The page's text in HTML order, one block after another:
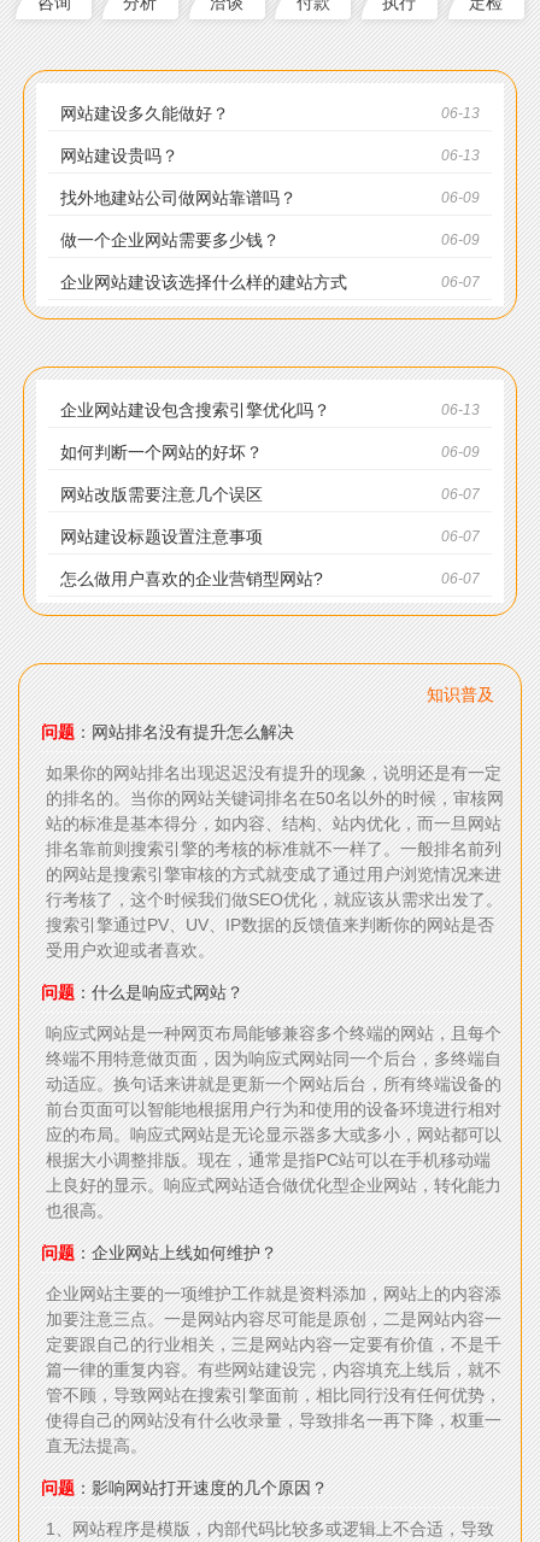
06-13
网站建设多久能做好？
06-13
网站建设贵吗？
06-09
找外地建站公司做网站靠谱吗？
06-09
做一个企业网站需要多少钱？
06-07
企业网站建设该选择什么样的建站方式
06-13
企业网站建设包含搜索引擎优化吗？
06-09
如何判断一个网站的好坏？
06-07
网站改版需要注意几个误区
06-07
网站建设标题设置注意事项
06-07
怎么做用户喜欢的企业营销型网站?
知识普及
问题：网站排名没有提升怎么解决
如果你的网站排名出现迟迟没有提升的现象，说明还是有一定
的排名的。当你的网站关键词排名在50名以外的时候，审核网
站的标准是基本得分，如内容、结构、站内优化，而一旦网站
排名靠前则搜索引擎的考核的标准就不一样了。一般排名前列
的网站是搜索引擎审核的方式就变成了通过用户浏览情况来进
行考核了，这个时候我们做SEO优化，就应该从需求出发了。
搜索引擎通过PV、UV、IP数据的反馈值来判断你的网站是否
受用户欢迎或者喜欢。
问题：什么是响应式网站？
响应式网站是一种网页布局能够兼容多个终端的网站，且每个
终端不用特意做页面，因为响应式网站同一个后台，多终端自
动适应。换句话来讲就是更新一个网站后台，所有终端设备的
前台页面可以智能地根据用户行为和使用的设备环境进行相对
应的布局。响应式网站是无论显示器多大或多小，网站都可以
根据大小调整排版。现在，通常是指PC站可以在手机移动端
上良好的显示。响应式网站适合做优化型企业网站，转化能力
也很高。
问题：企业网站上线如何维护？
企业网站主要的一项维护工作就是资料添加，网站上的内容添
加要注意三点。一是网站内容尽可能是原创，二是网站内容一
定要跟自己的行业相关，三是网站内容一定要有价值，不是千
篇一律的重复内容。有些网站建设完，内容填充上线后，就不
管不顾，导致网站在搜索引擎面前，相比同行没有任何优势，
使得自己的网站没有什么收录量，导致排名一再下降，权重一
直无法提高。
问题：影响网站打开速度的几个原因？
1、网站程序是模版，内部代码比较多或逻辑上不合适，导致